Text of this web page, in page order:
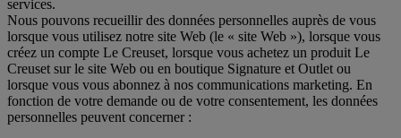
services.
Nous pouvons recueillir des données personnelles auprès de vous
lorsque vous utilisez notre site Web (le « site Web »), lorsque vous
créez un compte Le Creuset, lorsque vous achetez un produit Le
Creuset sur le site Web ou en boutique Signature et Outlet ou
lorsque vous vous abonnez à nos communications marketing. En
fonction de votre demande ou de votre consentement, les données
personnelles peuvent concerner :